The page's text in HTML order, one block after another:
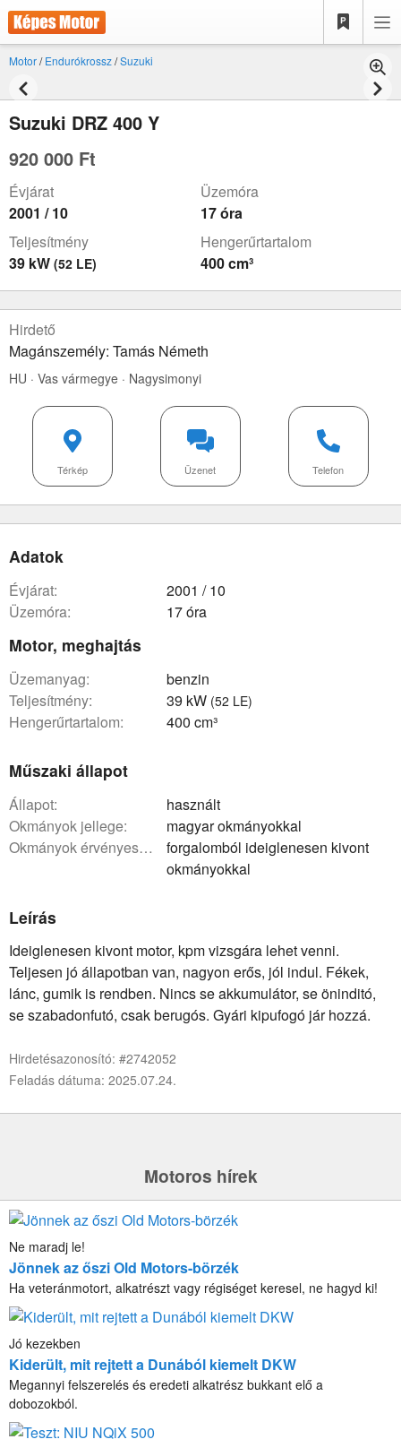
Motor/Endurókrossz/Suzuki
Suzuki DRZ 400 Y
920 000 Ft
Évjárat
2001 / 10
Üzemóra
17 óra
Teljesítmény
39 kW (52 LE)
Hengerűrtartalom
400 cm³
Hirdető
Magánszemély: Tamás Németh
HU · Vas vármegye · Nagysimonyi
Telefon
Üzenet
Térkép
Adatok
évjárat:
2001 / 10
üzemóra:
17 óra
Motor, meghajtás
üzemanyag:
benzin
teljesítmény:
39 kW (52 LE)
hengerűrtartalom: 400 cm³
Műszaki állapot
állapot:
használt
okmányok jellege:
magyar okmányokkal
okmányok érvényessége:
forgalomból ideiglenesen kivont
okmányokkal
Leírás
Ideiglenesen kivont motor, kpm vizsgára lehet venni.
Teljesen jó állapotban van, nagyon erős, jól indul. Fékek,
lánc, gumik is rendben. Nincs se akkumulátor, se öninditó,
se szabadonfutó, csak berugós. Gyári kipufogó jár hozzá.
Hirdetésazonosító: #2742052
Feladás dátuma: 2025.07.24.
Motoros hírek
Ne maradj le!
Jönnek az őszi Old Motors-börzék
Ha veteránmotort, alkatrészt vagy régiséget keresel, ne hagyd ki!
Jó kezekben
Kiderült, mit rejtett a Dunából kiemelt DKW
Megannyi felszerelés és eredeti alkatrész bukkant elő a
dobozokból.